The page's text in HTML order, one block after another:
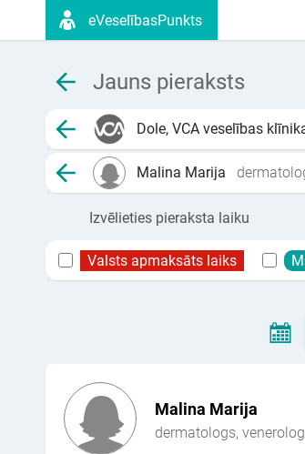
eVeselībasPunkts
Jauns pieraksts
Dole, VCA veselības
Malina Marija
Izvēlieties pieraksta laiku
Valsts apmaksāts laiks
Malina Marija
dermatologs,